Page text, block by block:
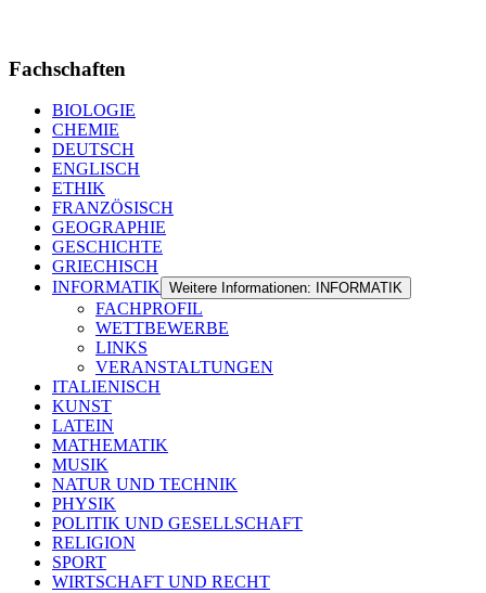
Fachschaften
BIOLOGIE
CHEMIE
DEUTSCH
ENGLISCH
ETHIK
FRANZÖSISCH
GEOGRAPHIE
GESCHICHTE
GRIECHISCH
INFORMATIK Weitere Informationen: INFORMATIK
FACHPROFIL
WETTBEWERBE
LINKS
VERANSTALTUNGEN
ITALIENISCH
KUNST
LATEIN
MATHEMATIK
MUSIK
NATUR UND TECHNIK
PHYSIK
POLITIK UND GESELLSCHAFT
RELIGION
SPORT
WIRTSCHAFT UND RECHT